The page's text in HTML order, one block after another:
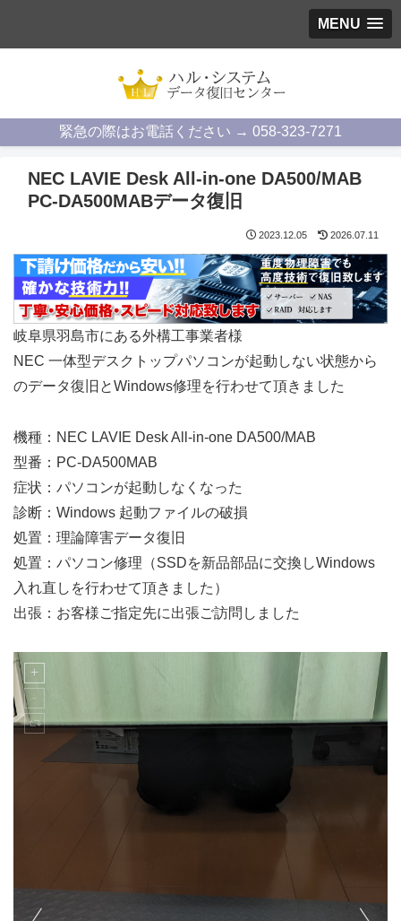
MENU
緊急の際はお電話ください → 058-323-7271
NEC LAVIE Desk All-in-one DA500/MAB
PC-DA500MABデータ復旧
2023.12.05 2026.07.11
岐阜県羽島市にある外構工事業者様
NEC 一体型デスクトップパソコンが起動しない状態から
のデータ復旧とWindows修理を行わせて頂きました
機種：NEC LAVIE Desk All-in-one DA500/MAB
型番：PC-DA500MAB
症状：パソコンが起動しなくなった
診断：Windows 起動ファイルの破損
処置：理論障害データ復旧
処置：パソコン修理（SSDを新品部品に交換しWindows
入れ直しを行わせて頂きました）
出張：お客様ご指定先に出張ご訪問しました